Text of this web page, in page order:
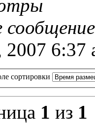
сообщение
2007 6:37
сортировки
1 из 1